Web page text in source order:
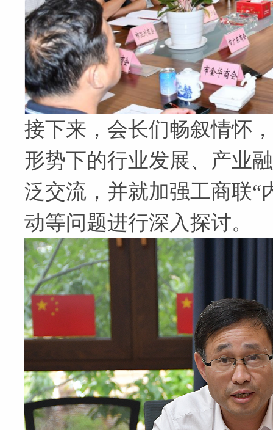
接下来，会长们畅叙情怀
形势下的行业发展、产业
泛交流，并就加强工商联“
动等问题进行深入探讨。